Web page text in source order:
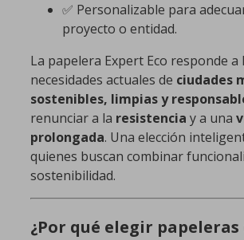
✅ Personalizable para
proyecto o entidad.
La papelera Expert Eco responde a
necesidades actuales de ciudades
sostenibles, limpias y
renunciar a la resistencia y a una
prolongada. Una elección
quienes buscan combinar
sostenibilidad.
¿Por qué elegir papeleras